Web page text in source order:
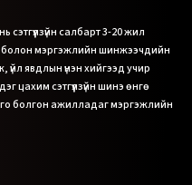
салбарт 3-20 жил
мэргэжлийн шинжээчдийн
явдлын үнэн хийгээд учир
цахим сэтгүүлзүйн шинэ өнгө
болгон ажилладаг мэргэжлийн